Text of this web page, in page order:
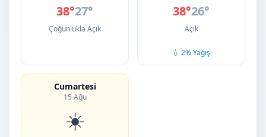
38°27°
Çoğunlukla Açık
38°26°
Açık
💧 2% Yağış
Cumartesi
15 Ağu
☀️